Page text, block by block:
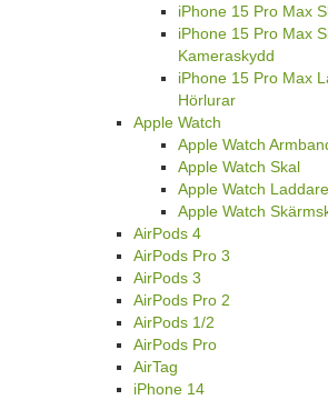
iPhone 15 Pro Max
iPhone 15 Pro Max
Kameraskydd
iPhone 15 Pro Max
Hörlurar
Apple Watch
Apple Watch
Apple Watch Skal
Apple Watch Laddare
Apple Watch
AirPods 4
AirPods Pro 3
AirPods 3
AirPods Pro 2
AirPods 1/2
AirPods Pro
AirTag
iPhone 14